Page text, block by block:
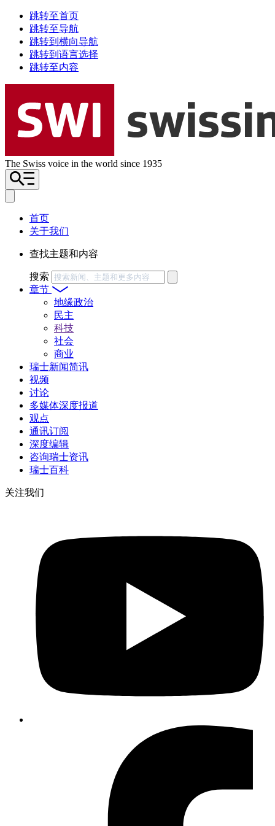
跳转至首页
跳转至导航
跳转到横向导航
跳转到语言选择
跳转至内容
The Swiss voice in the world since 1935
首页
关于我们
查找主题和内容
搜索
章节
地缘政治
民主
科技
社会
商业
瑞士新闻简讯
视频
讨论
多媒体深度报道
观点
通讯订阅
深度编辑
咨询瑞士资讯
瑞士百科
关注我们